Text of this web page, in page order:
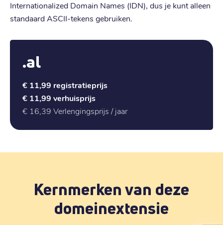
Internationalized Domain Names (IDN), dus je kunt alleen
standaard ASCII-tekens gebruiken.
.al
€ 11,99 registratieprijs
€ 11,99 verhuisprijs
€ 16,39 Verlengingsprijs / jaar
Kernmerken van deze
domeinextensie